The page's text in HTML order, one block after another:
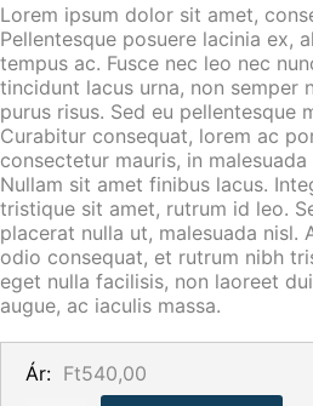
Lorem ipsum dolor sit amet,
Pellentesque posuere lacinia ex,
tempus ac. Fusce nec leo nec
tincidunt lacus urna, non semper
purus risus. Sed eu pellentesque
Curabitur consequat, lorem ac
consectetur mauris, in
Nullam sit amet finibus lacus.
tristique sit amet, rutrum id leo.
placerat nulla ut, malesuada nisl.
odio consequat, et rutrum nibh
eget nulla facilisis, non laoreet
augue, ac iaculis massa.
Ár: Ft540,00